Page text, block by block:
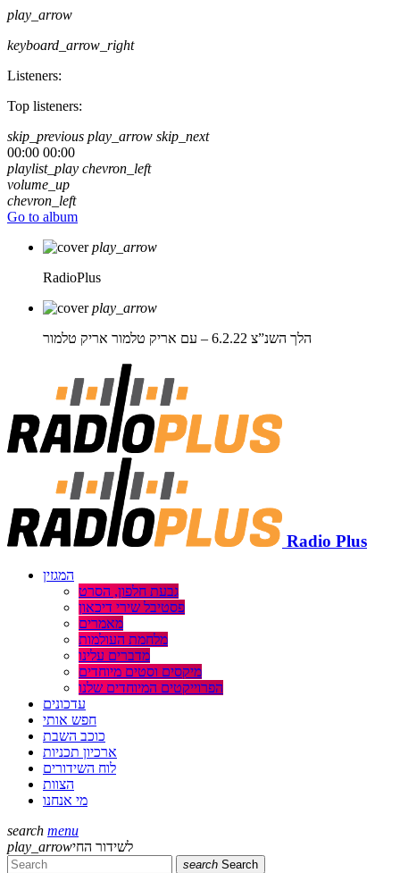
play_arrow
keyboard_arrow_right
Listeners:
Top listeners:
skip_previous play_arrow skip_next
00:00 00:00
playlist_play chevron_left
volume_up
chevron_left
Go to album
play_arrow
RadioPlus
play_arrow
הלך השנ”צ 6.2.22 – עם אריק טלמור
אריק טלמור
Radio Plus
המגזין
גבעת חלפון, הסרט
פסטיבל שירי דיכאון
מאמרים
מלחמת העולמות
מדברים עלינו
מיקסים וסטים מיוחדים
הפרוייקטים המיוחדים שלנו
עדכונים
חפש אותי
כוכב השבת
ארכיון תכניות
לוח השידורים
הצוות
מי אנחנו
search menu
play_arrowלשידור החי
search Search